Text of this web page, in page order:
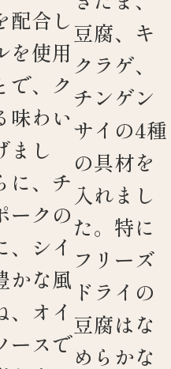
配合し
を使用
で、ク
味わい
まし
に、チ
ークの
、シイ
かな風
、オイ
ースで
豆腐、キ
クラゲ、
チンゲン
サイの4種
の具材を
入れまし
た。特に
フリーズ
ドライの
豆腐はな
めらかな